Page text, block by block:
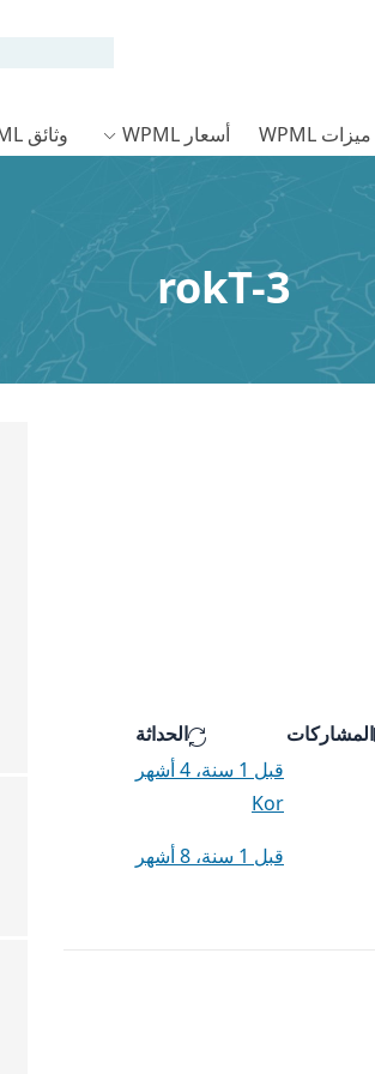
ميزات WPML أسعار WPML وثائق WPML
rokT-3
المشاركات
الحداثة
قبل 1 سنة، 4 أشهر
Kor
قبل 1 سنة، 8 أشهر